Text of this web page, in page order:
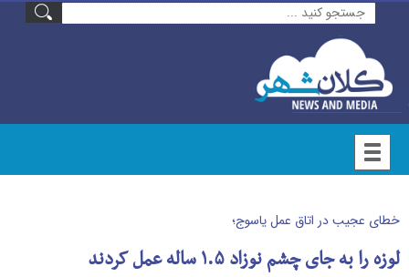
خطای عجیب در اتاق عمل یاسوج؛
لوزه را به جای چشم نوزاد ۱.۵ ساله عمل کردند